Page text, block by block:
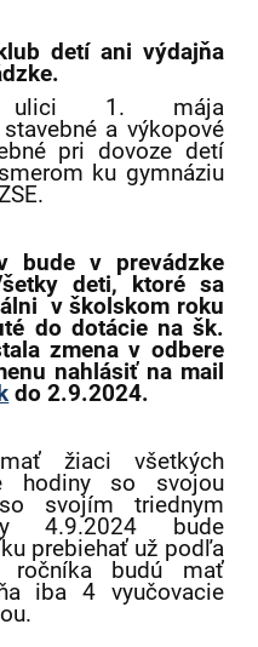
detí ani výdajňa
1. mája
a výkopové
pri dovoze detí
ku gymnáziu
bude v prevádzke
deti, ktoré sa
v školskom roku
do dotácie na šk.
zmena v odbere
nahlásiť na mail
do 2.9.2024.
žiaci všetkých
hodiny so svojou
svojím triednym
4.9.2024 bude
prebiehať už podľa
ročníka budú mať
iba 4 vyučovacie